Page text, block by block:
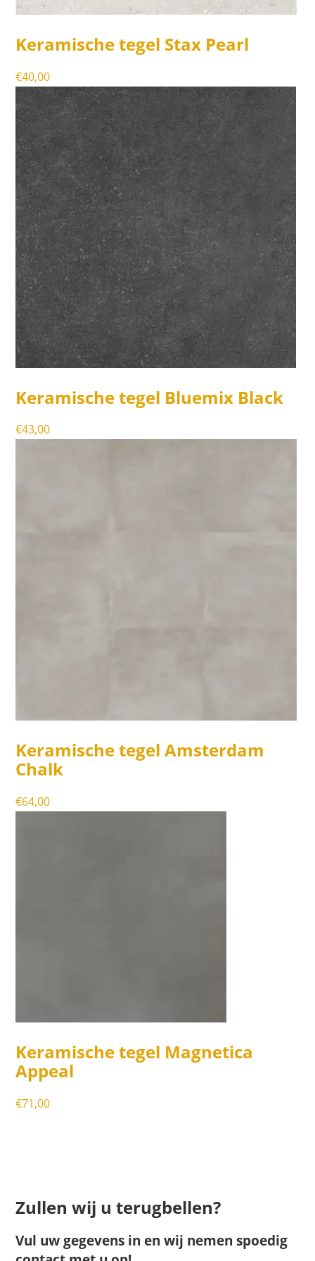
Keramische tegel Stax Pearl
€40,00
Keramische tegel Bluemix Black
€43,00
Keramische tegel Amsterdam
Chalk
€64,00
Keramische tegel Magnetica
Appeal
€71,00
Zullen wij u terugbellen?
Vul uw gegevens in en wij nemen spoedig